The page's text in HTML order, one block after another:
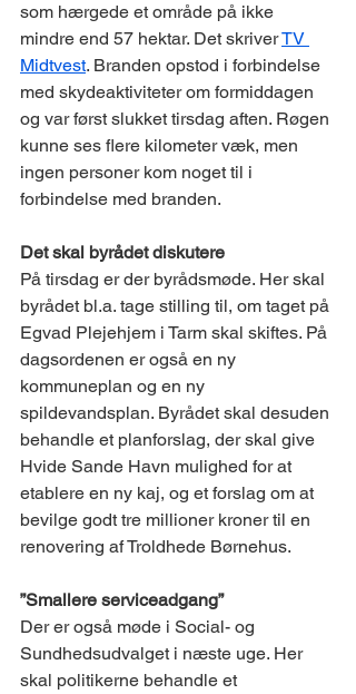
som hærgede et område på ikke
mindre end 57 hektar. Det skriver TV
Midtvest. Branden opstod i forbindelse
med skydeaktiviteter om formiddagen
og var først slukket tirsdag aften. Røgen
kunne ses flere kilometer væk, men
ingen personer kom noget til i
forbindelse med branden.
Det skal byrådet diskutere
På tirsdag er der byrådsmøde. Her skal
byrådet bl.a. tage stilling til, om taget på
Egvad Plejehjem i Tarm skal skiftes. På
dagsordenen er også en ny
kommuneplan og en ny
spildevandsplan. Byrådet skal desuden
behandle et planforslag, der skal give
Hvide Sande Havn mulighed for at
etablere en ny kaj, og et forslag om at
bevilge godt tre millioner kroner til en
renovering af Troldhede Børnehus.
”Smallere serviceadgang”
Der er også møde i Social- og
Sundhedsudvalget i næste uge. Her
skal politikerne behandle et